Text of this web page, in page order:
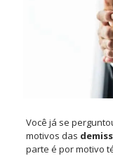
Você já se
motivos das
parte é por motivo